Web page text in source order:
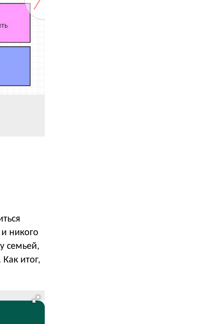
никого
семьей,
итог,